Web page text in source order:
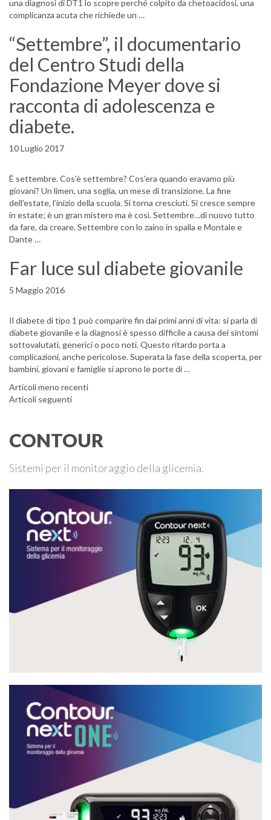
una diagnosi di DT1 lo scopre perché colpito da chetoacidosi, una
complicanza acuta che richiede un …
“Settembre”, il documentario
del Centro Studi della
Fondazione Meyer dove si
racconta di adolescenza e
diabete.
10 Luglio 2017
È settembre. Cos’è settembre? Cos’era quando eravamo più
giovani? Un limen, una soglia, un mese di transizione. La fine
dell’estate, l’inizio della scuola. Si torna cresciuti. Si cresce sempre
in estate; è un gran mistero ma è così. Settembre…di nuovo tutto
da fare, da creare. Settembre con lo zaino in spalla e Montale e
Dante …
Far luce sul diabete giovanile
5 Maggio 2016
Il diabete di tipo 1 può comparire fin dai primi anni di vita: si parla di
diabete giovanile e la diagnosi è spesso difficile a causa dei sintomi
sottovalutati, generici o poco noti. Questo ritardo porta a
complicazioni, anche pericolose. Superata la fase della scoperta, per
bambini, giovani e famiglie si aprono le porte di …
Navigazione articoli
Articoli meno recenti
Articoli seguenti
CONTOUR
Sistemi per il monitoraggio della glicemia.